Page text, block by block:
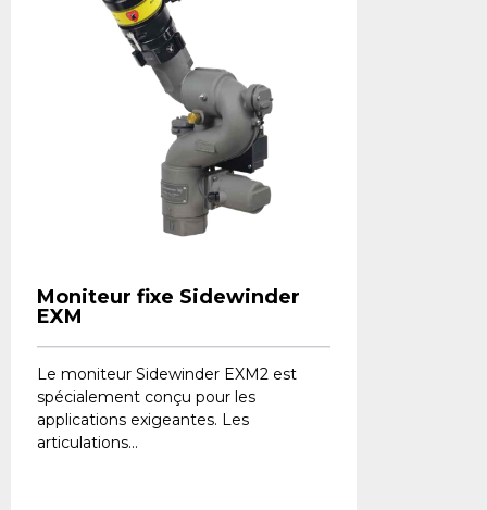
Moniteur fixe Sidewinder
EXM
Le moniteur Sidewinder EXM2 est
spécialement conçu pour les
applications exigeantes. Les
articulations...